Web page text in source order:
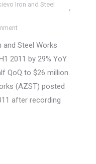
Iron and Steel
Steel Works
2011 by 29% YoY
QoQ to $26 million
(AZST) posted
after recording